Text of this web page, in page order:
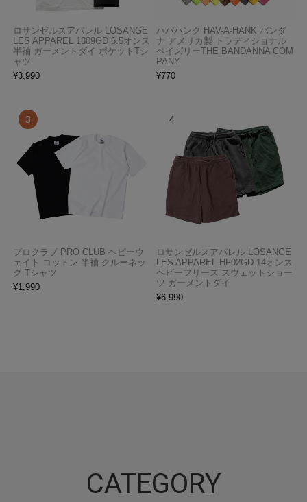
ロサンゼルスアパレル LOSANGE
LES APPAREL 1809GD 6.5オンス
半袖 ガーメントダイ ポケットTシ
ャツ
¥3,990
ハバハンク HAV-A-HANK バンダ
ナ アメリカ製 トラディショナル
ペイズリーTHE BANDANNA COM
PANY
¥770
プロクラブ PRO CLUB ヘビーウ
ェイト コットン 半袖 クルーネッ
ク Tシャツ
¥1,990
ロサンゼルスアパレル LOSANGE
LES APPAREL HF02GD 14オンス
ヘビーフリース スウェットショー
ツ ガーメントダイ
¥6,990
CATEGORY